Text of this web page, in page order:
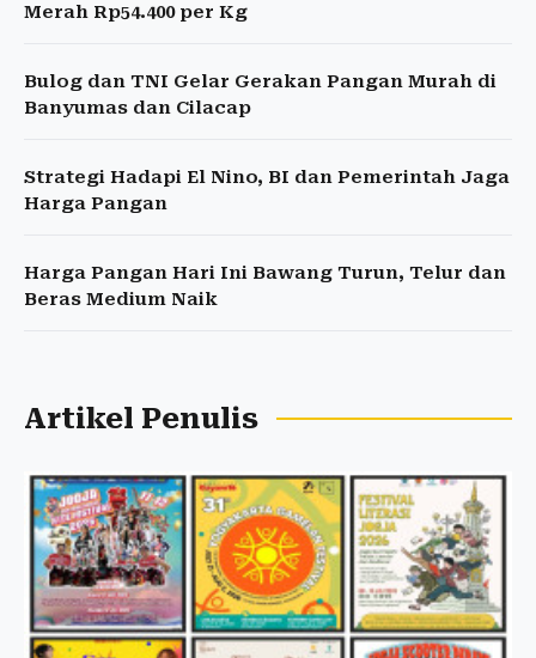
Merah Rp54.400 per Kg
Bulog dan TNI Gelar Gerakan Pangan Murah di
Banyumas dan Cilacap
Strategi Hadapi El Nino, BI dan Pemerintah Jaga
Harga Pangan
Harga Pangan Hari Ini Bawang Turun, Telur dan
Beras Medium Naik
Artikel Penulis